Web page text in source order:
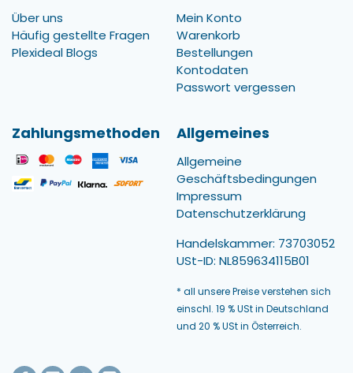
Über uns
Häufig gestellte Fragen
Plexideal Blogs
Mein Konto
Warenkorb
Bestellungen
Kontodaten
Passwort vergessen
Zahlungsmethoden Allgemeines
Allgemeine
Geschäftsbedingungen
Impressum
Datenschutzerklärung
Handelskammer: 73703052
USt-ID: NL859634115B01
* all unsere Preise verstehen sich
einschl. 19 % USt in Deutschland
und 20 % USt in Österreich.